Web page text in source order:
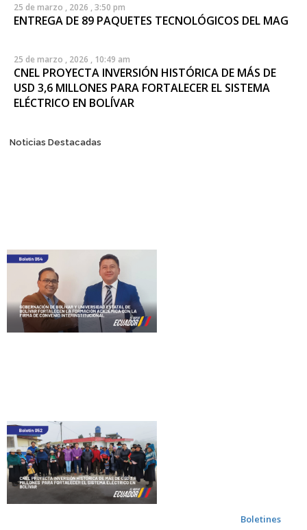
25 de marzo , 2026 , 3:50 pm
ENTREGA DE 89 PAQUETES TECNOLÓGICOS DEL MAG
25 de marzo , 2026 , 10:49 am
CNEL PROYECTA INVERSIÓN HISTÓRICA DE MÁS DE
USD 3,6 MILLONES PARA FORTALECER EL SISTEMA
ELÉCTRICO EN BOLÍVAR
Posts
Noticias Destacadas
Boletines